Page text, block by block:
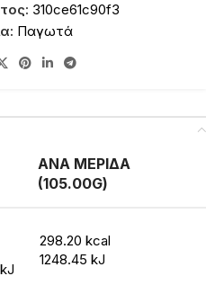
310ce61c90f3
Παγωτά
ΑΝΑ ΜΕΡΙΔΑ
(105.00G)
298.20 kcal
1248.45 kJ